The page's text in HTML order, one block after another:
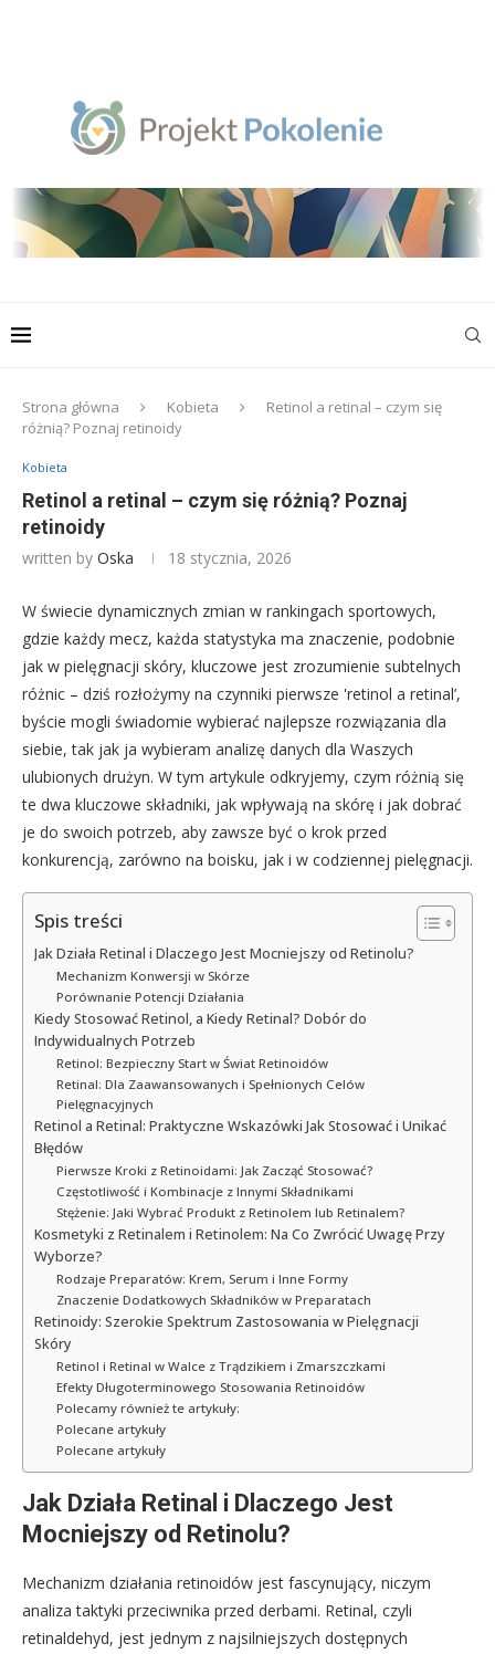
Strona główna Kobieta
Retinol a retinal – czym się
różnią? Poznaj retinoidy
Kobieta
Retinol a retinal – czym się różnią? Poznaj
retinoidy
written by Oska 18 stycznia, 2026
W świecie dynamicznych zmian w rankingach sportowych,
gdzie każdy mecz, każda statystyka ma znaczenie, podobnie
jak w pielęgnacji skóry, kluczowe jest zrozumienie subtelnych
różnic – dziś rozłożymy na czynniki pierwsze 'retinol a retinal’,
byście mogli świadomie wybierać najlepsze rozwiązania dla
siebie, tak jak ja wybieram analizę danych dla Waszych
ulubionych drużyn. W tym artykule odkryjemy, czym różnią się
te dwa kluczowe składniki, jak wpływają na skórę i jak dobrać
je do swoich potrzeb, aby zawsze być o krok przed
konkurencją, zarówno na boisku, jak i w codziennej pielęgnacji.
Spis treści
Jak Działa Retinal i Dlaczego Jest Mocniejszy od Retinolu?
Mechanizm Konwersji w Skórze
Porównanie Potencji Działania
Kiedy Stosować Retinol, a Kiedy Retinal? Dobór do
Indywidualnych Potrzeb
Retinol: Bezpieczny Start w Świat Retinoidów
Retinal: Dla Zaawansowanych i Spełnionych Celów
Pielęgnacyjnych
Retinol a Retinal: Praktyczne Wskazówki Jak Stosować i Unikać
Błędów
Pierwsze Kroki z Retinoidami: Jak Zacząć Stosować?
Częstotliwość i Kombinacje z Innymi Składnikami
Stężenie: Jaki Wybrać Produkt z Retinolem lub Retinalem?
Kosmetyki z Retinalem i Retinolem: Na Co Zwrócić Uwagę Przy
Wyborze?
Rodzaje Preparatów: Krem, Serum i Inne Formy
Znaczenie Dodatkowych Składników w Preparatach
Retinoidy: Szerokie Spektrum Zastosowania w Pielęgnacji
Skóry
Retinol i Retinal w Walce z Trądzikiem i Zmarszczkami
Efekty Długoterminowego Stosowania Retinoidów
Polecamy również te artykuły:
Polecane artykuły
Polecane artykuły
Jak Działa Retinal i Dlaczego Jest
Mocniejszy od Retinolu?
Mechanizm działania retinoidów jest fascynujący, niczym
analiza taktyki przeciwnika przed derbami. Retinal, czyli
retinaldehyd, jest jednym z najsilniejszych dostępnych